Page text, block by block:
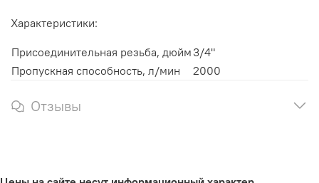
Характеристики:
Присоединительная резьба, дюйм 3/4"
Пропускная способность, л/мин
2000
Отзывы